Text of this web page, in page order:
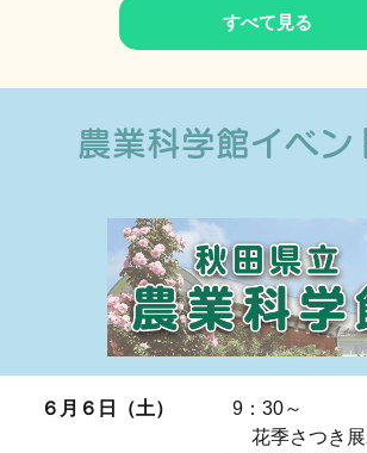
すべて見る
農業科学館イベン
６月６日（土）
9：30～
花季さつき展